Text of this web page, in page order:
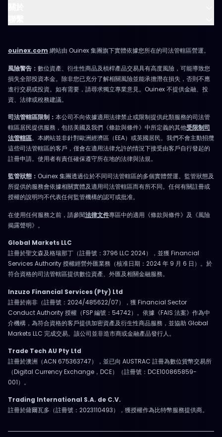
ouinex.com 網站由 Ouinex 集團旗下實體依據您所在的司法管轄區營運。
風險警告： 數位資產、衍生性商品及槓桿產品交易具有高度風險，可能導致您
損失全部投資本金。除非您已充分了解相關風險並能承擔潛在損失，否則不應
進行交易或投資。如有需要，請尋求獨立專業意見。Ouinex 不提供金融、投
資、法律或稅務建議。
司法管轄區限制： 本公司不向依據適用法律禁止或限制提供此類服務的司法管
轄區居民提供服務，包括美國及我們《條款與條件》中所定義的其他受限制司
法管轄區。本網站並非針對歐洲經濟區（EEA）或英國居民。我們不會主動招攬
這些司法管轄區的客戶，僅會在適用法律允許的情況下接受由客戶自行發起的
註冊申請。使用者有責任確保遵守所在地的法律與法規。
監管狀態： Ouinex 集團透過位於不同司法管轄區的多個實體營運。監管狀態及
所提供的服務會依據相關實體及適用司法管轄區而有所不同。任何有關註冊或
授權的說明均不代表任何監管機構的認可或批准。
在使用任何服務之前，請參閱法律文件專區中的適用《條款與條件》及《風險
揭露聲明》。
Global Markets LLC
註冊於聖文森及格瑞那丁（註冊號：3796 LLC 2024），並獲 Financial
Services Authority 授權經營外匯業務（核准日期：2024 年 9 月 6 日）。於
符合資格的司法管轄區提供數位資產、外匯及相關金融服務。
Inzuzo Financial Services (Pty) Ltd
註冊於南非（註冊號：2024/485622/07），獲 Financial Sector
Conduct Authority 授權（FSP 編號：54742）。依據《FAIS 法案》作為中
介機構，為符合資格的客戶提供加密資產及衍生性商品服務，並協助 Global
Markets LLC 完成交易。該公司並非造市商或金融產品發行人。
Trade Tech AU Pty Ltd
註冊於澳洲（ACN 675363747），並已向 AUSTRAC 註冊為數位貨幣交易所
（Digital Currency Exchange，DCE）（註冊號：DCE100865859-
001）。
Trading International S.A. de C.V.
註冊於薩爾瓦多（註冊號：2023110493），獲授權作為比特幣服務提供商。